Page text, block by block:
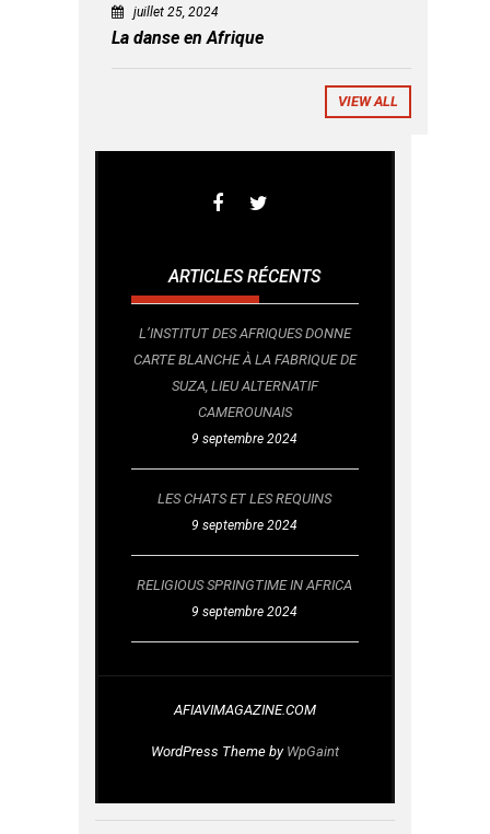
juillet 25, 2024
La danse en Afrique
VIEW ALL
ARTICLES RÉCENTS
L’INSTITUT DES AFRIQUES DONNE
CARTE BLANCHE À LA FABRIQUE DE
SUZA, LIEU ALTERNATIF
CAMEROUNAIS
9 septembre 2024
LES CHATS ET LES REQUINS
9 septembre 2024
RELIGIOUS SPRINGTIME IN AFRICA
9 septembre 2024
AFIAVIMAGAZINE.COM
WordPress Theme by WpGaint